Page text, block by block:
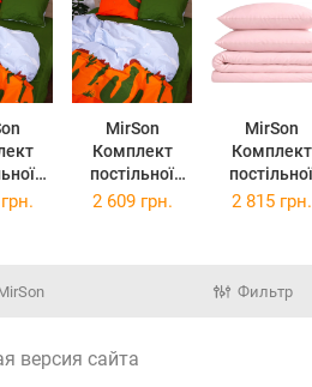
MirSon
Комплект
постільної
білизни Бязь
MirSon
Комплект
постільної
білизни Бязь
2 609 грн. 2 815 грн.
Фильтр
версия сайта